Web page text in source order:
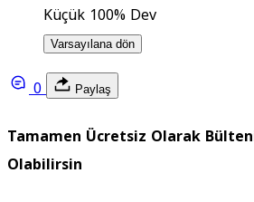
Küçük 100%Dev
Varsayılana dön
0 Paylaş
Tamamen Ücretsiz Olarak
Olabilirsin